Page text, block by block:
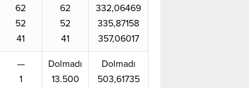
62
52
41
62
52
41
332,06469
335,87158
357,06017
—
1
Dolmadı
13.500
Dolmadı
503,61735